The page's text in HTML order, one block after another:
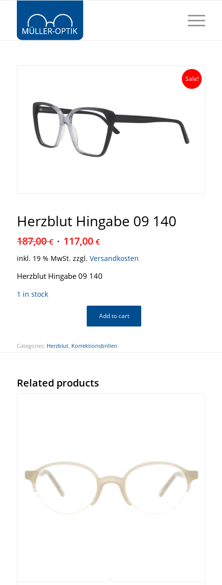
Sale!
Herzblut Hingabe 09 140
187,00€ 117,00 €
inkl. 19 % MwSt. zzgl. Versandkosten
Herzblut Hingabe 09 140
1 in stock
Add to cart
Categories: Herzblut, Korrektionsbrillen
Related products